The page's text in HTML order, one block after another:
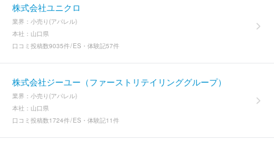
株式会社ユニクロ
業界： 小売り(アパレル)
本社： 山口県
口コミ投稿数9035件 ES・体験記57件
株式会社ジーユー（ファーストリテイリンググループ）
業界： 小売り(アパレル)
本社： 山口県
口コミ投稿数1724件 ES・体験記11件